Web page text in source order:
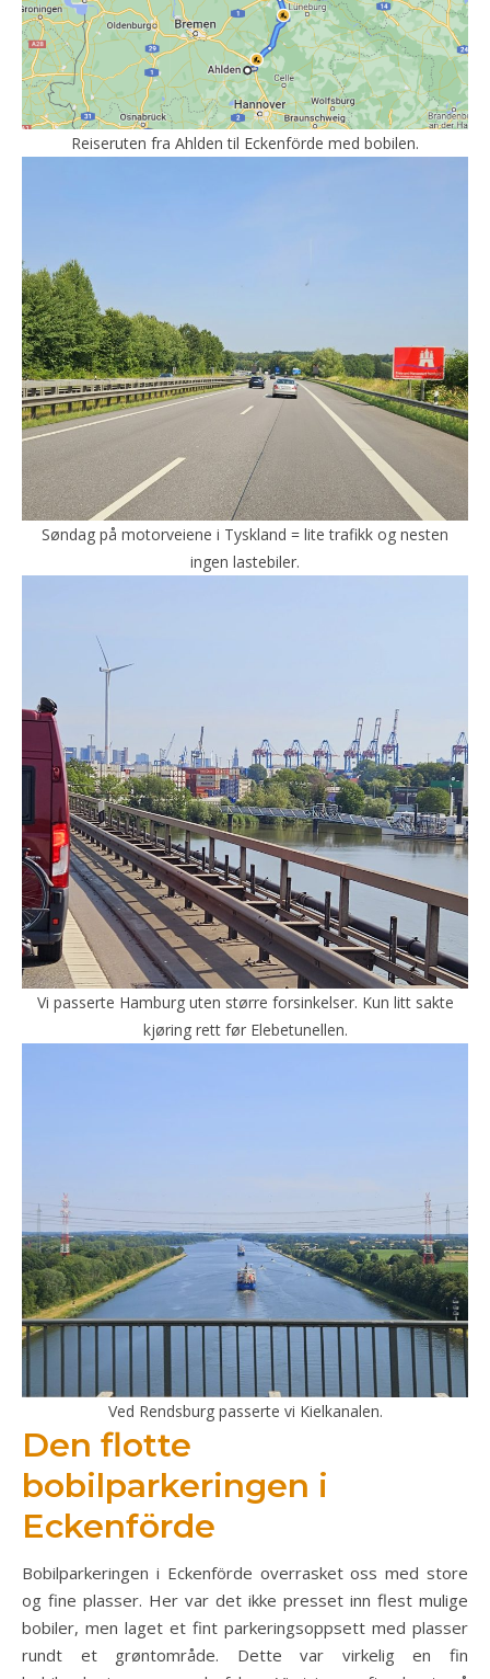
Reiseruten fra Ahlden til Eckenförde med bobilen.
Søndag på motorveiene i Tyskland = lite trafikk og nesten
ingen lastebiler.
Vi passerte Hamburg uten større forsinkelser. Kun litt sakte
kjøring rett før Elebetunellen.
Ved Rendsburg passerte vi Kielkanalen.
Den flotte
bobilparkeringen i
Eckenförde
Bobilparkeringen i Eckenförde overrasket oss med store
og fine plasser. Her var det ikke presset inn flest mulige
bobiler, men laget et fint parkeringsoppsett med plasser
rundt et grøntområde. Dette var virkelig en fin